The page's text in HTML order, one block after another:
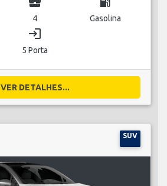
4 Gasolina
login
5 Porta
VER DETALHES...
SUV